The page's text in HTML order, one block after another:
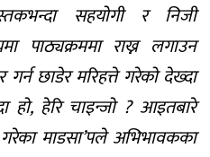
सहयोगी र निजी
पाठ्यक्रममा राख्न लगाउन
छाडेर मरिहत्ते गरेको देख्दा
हेरि चाइन्जो ? आइतबारे
माडसा’पले अभिभावकका